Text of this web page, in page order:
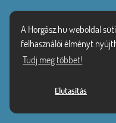
A Horgász.hu weboldal
felhasználói élményt
Tudj meg többet!
Elutasítás